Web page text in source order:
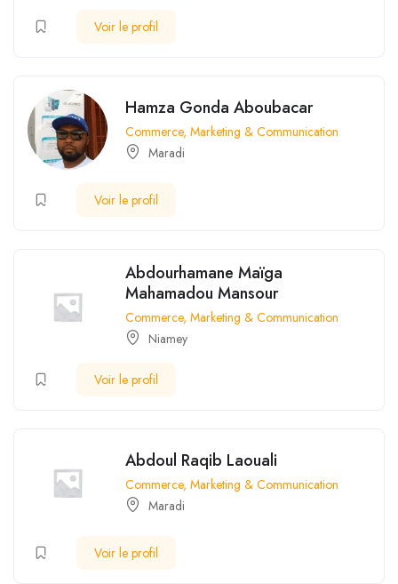
Voir le profil
Hamza Gonda Aboubacar
Commerce, Marketing & Communication
Maradi
Voir le profil
Abdourhamane Maïga
Mahamadou Mansour
Commerce, Marketing & Communication
Niamey
Voir le profil
Abdoul Raqib Laouali
Commerce, Marketing & Communication
Maradi
Voir le profil